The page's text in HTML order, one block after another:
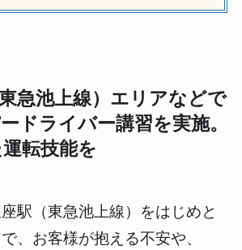
急池上線）エリアなどで
ドライバー講習を実施。
転技能を
駅（東急池上線）をはじめと
、お客様が抱える不安や、